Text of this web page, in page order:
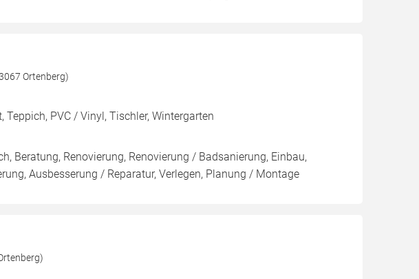
Ortenberg)
Teppich, PVC / Vinyl, Tischler, Wintergarten
Beratung, Renovierung, Renovierung / Badsanierung, Einbau,
Ausbesserung / Reparatur, Verlegen, Planung / Montage